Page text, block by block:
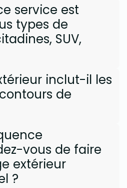
service est
types de
SUV,
inclut-il les
de
vous de faire
extérieur
?